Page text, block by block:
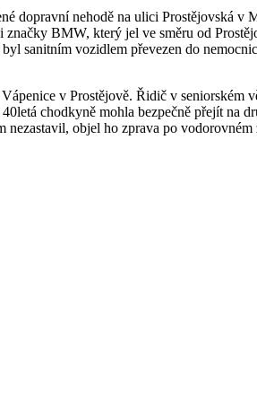
dopravní nehodě na ulici Prostějovská
značky BMW, který jel ve směru od
sanitním vozidlem převezen do
v Prostějově. Řidič v
chodkyně mohla bezpečně přejít
objel ho zprava po